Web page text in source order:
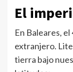
El
En Baleares,
extranjero.
tierra bajo